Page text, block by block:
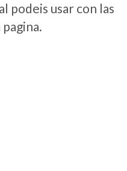
podeis usar con las